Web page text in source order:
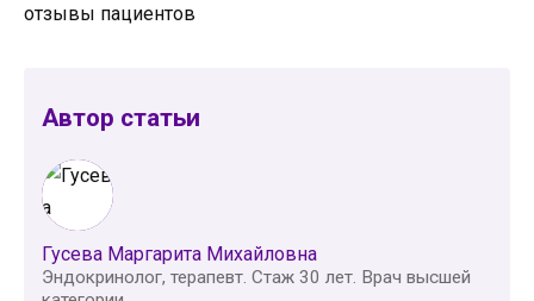
отзывы пациентов
Автор статьи
Гусева Маргарита Михайловна
Эндокринолог, терапевт. Стаж 30 лет. Врач высшей